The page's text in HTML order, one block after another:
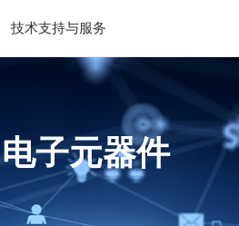
技术支持与服务
电子元器件